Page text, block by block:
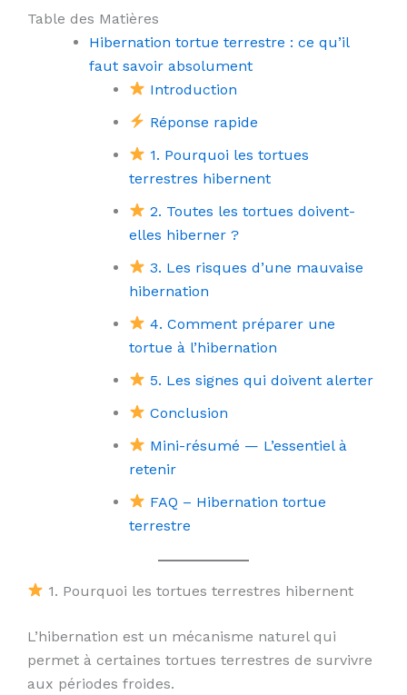
Table des Matières
Hibernation tortue terrestre : ce qu’il
faut savoir absolument
Introduction
Réponse rapide
1. Pourquoi les tortues
terrestres hibernent
2. Toutes les tortues doivent-
elles hiberner ?
3. Les risques d’une mauvaise
hibernation
4. Comment préparer une
tortue à l’hibernation
5. Les signes qui doivent alerter
Conclusion
Mini-résumé — L’essentiel à
retenir
FAQ – Hibernation tortue
terrestre
1. Pourquoi les tortues terrestres hibernent
L’hibernation est un mécanisme naturel qui
permet à certaines tortues terrestres de survivre
aux périodes froides.